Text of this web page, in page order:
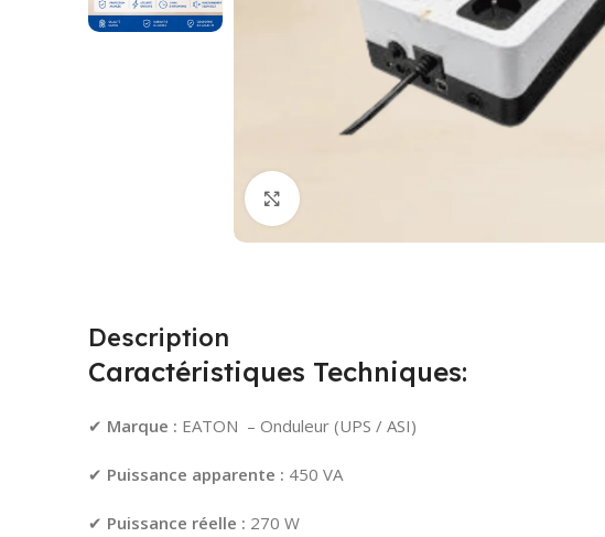
Description
Caractéristiques Techniques:
✔ Marque : EATON – Onduleur (UPS / ASI)
✔ Puissance apparente : 450 VA
✔ Puissance réelle : 270 W